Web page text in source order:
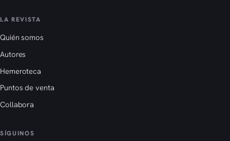
LA REVISTA
Quién somos
Autores
Hemeroteca
Puntos de venta
Collabora
SÍGUINOS